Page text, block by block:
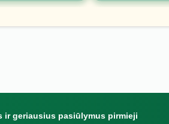
ir geriausius pasiūlymus pirmieji